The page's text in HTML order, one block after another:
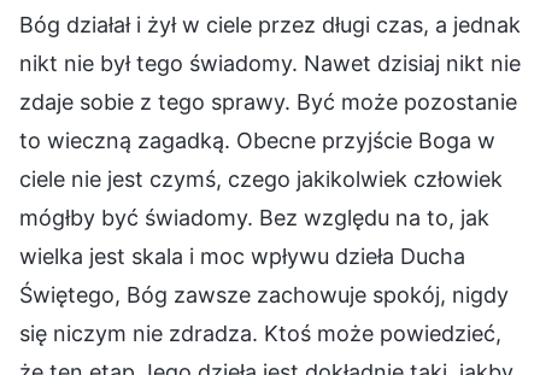
Bóg działał i żył w ciele przez długi czas, a jednak
nikt nie był tego świadomy. Nawet dzisiaj nikt nie
zdaje sobie z tego sprawy. Być może pozostanie
to wieczną zagadką. Obecne przyjście Boga w
ciele nie jest czymś, czego jakikolwiek człowiek
mógłby być świadomy. Bez względu na to, jak
wielka jest skala i moc wpływu dzieła Ducha
Świętego, Bóg zawsze zachowuje spokój, nigdy
się niczym nie zdradza. Ktoś może powiedzieć,